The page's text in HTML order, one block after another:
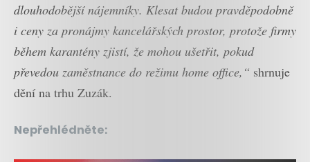
dlouhodobější nájemníky. Klesat budou pravděpodobně
i ceny za pronájmy kancelářských prostor, protože firmy
během karantény zjistí, že mohou ušetřit, pokud
převedou zaměstnance do režimu home office,“ shrnuje
dění na trhu Zuzák.
Nepřehlédněte: